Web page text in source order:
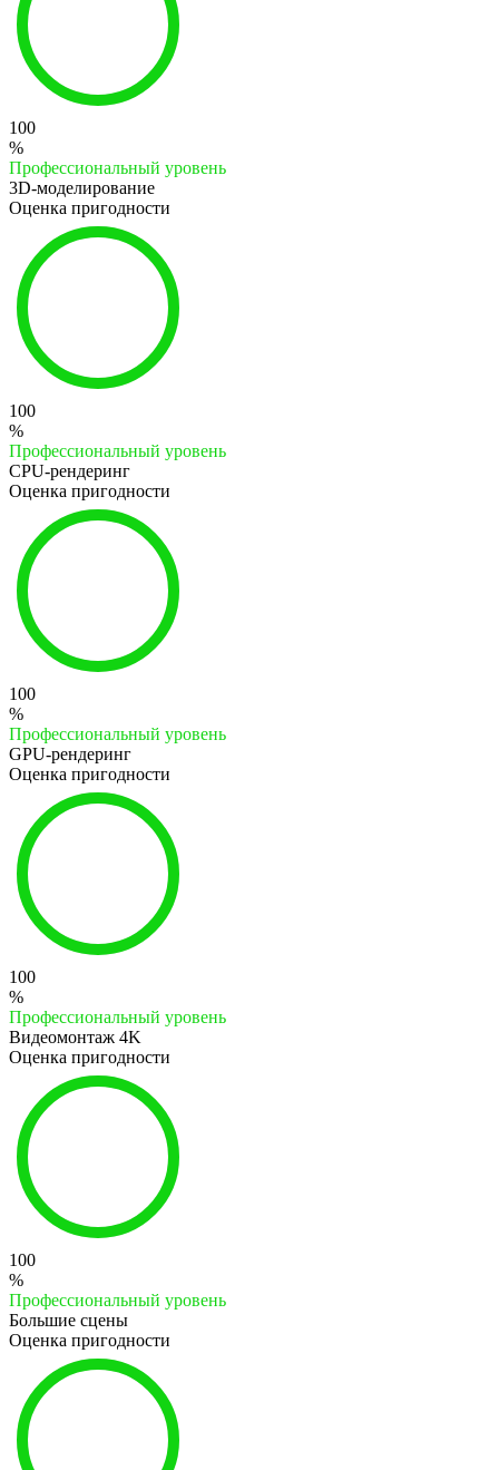
100
%
Профессиональный уровень
3D-моделирование
Оценка пригодности
100
%
Профессиональный уровень
CPU-рендеринг
Оценка пригодности
100
%
Профессиональный уровень
GPU-рендеринг
Оценка пригодности
100
%
Профессиональный уровень
Видеомонтаж 4K
Оценка пригодности
100
%
Профессиональный уровень
Большие сцены
Оценка пригодности